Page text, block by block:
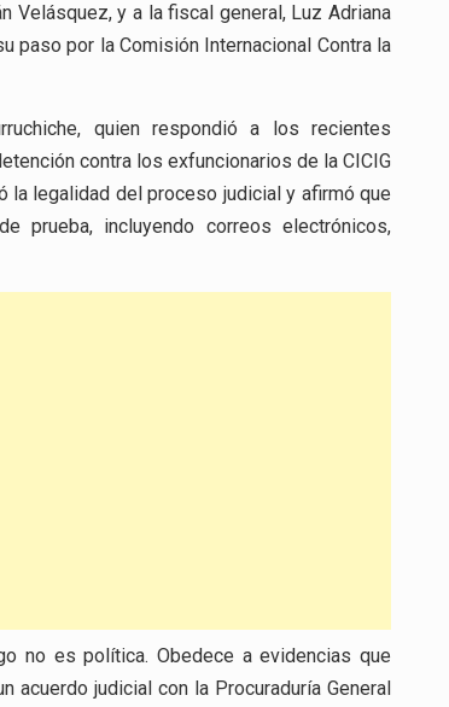
Velásquez, y a la fiscal general, Luz Adriana
paso por la Comisión Internacional Contra la
quien respondió a los recientes
contra los exfuncionarios de la CICIG
la legalidad del proceso judicial y afirmó que
prueba, incluyendo correos electrónicos,
no es política. Obedece a evidencias que
acuerdo judicial con la Procuraduría General